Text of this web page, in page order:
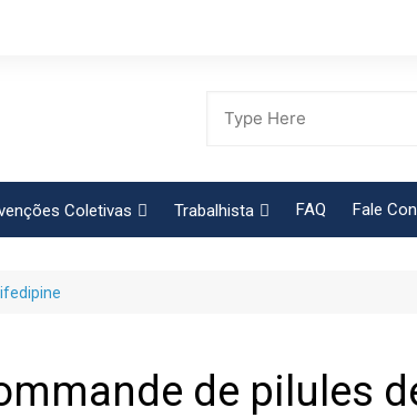
Coletivas
CUT
– Bauru
Trabalhista FAQ Fale
de pilules